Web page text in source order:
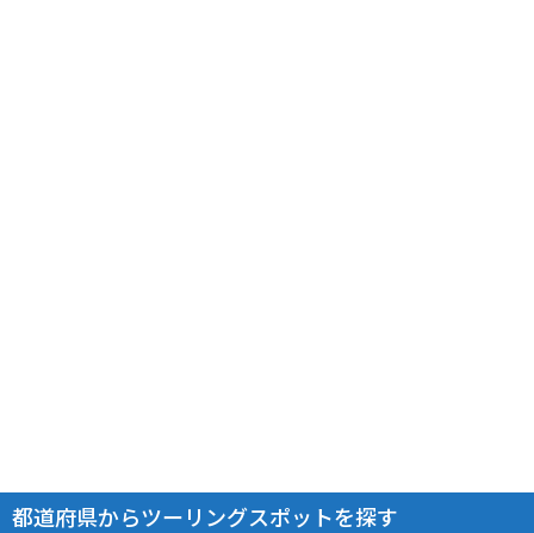
都道府県からツーリングスポットを探す